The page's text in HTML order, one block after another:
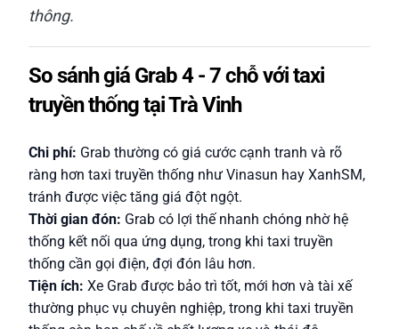
thông.
So sánh giá Grab 4 - 7 chỗ với taxi
truyền thống tại Trà Vinh
Chi phí: Grab thường có giá cước cạnh tranh và rõ
ràng hơn taxi truyền thống như Vinasun hay XanhSM,
tránh được việc tăng giá đột ngột.
Thời gian đón: Grab có lợi thế nhanh chóng nhờ hệ
thống kết nối qua ứng dụng, trong khi taxi truyền
thống cần gọi điện, đợi đón lâu hơn.
Tiện ích: Xe Grab được bảo trì tốt, mới hơn và tài xế
thường phục vụ chuyên nghiệp, trong khi taxi truyền